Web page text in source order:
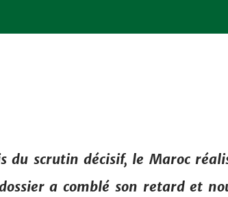
du scrutin décisif, le Maroc
a comblé son retard et